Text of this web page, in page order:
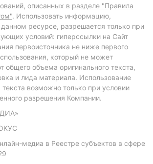
описанных в разделе "Правила
. Использовать информацию,
ресурсе, разрешается только при
условий: гиперссылки на Сайт
первоисточника не ниже первого
который не может
общего объема оригинального текста,
и лида материала. Использование
возможно только при условии
разрешения Компании.
медиа в Реестре субъектов в сфере